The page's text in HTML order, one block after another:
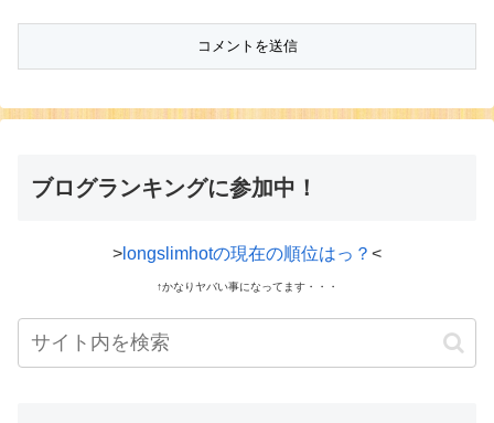
ブログランキングに参加中！
> longslimhotの現在の順位はっ？ <
↑かなりヤバい事になってます・・・